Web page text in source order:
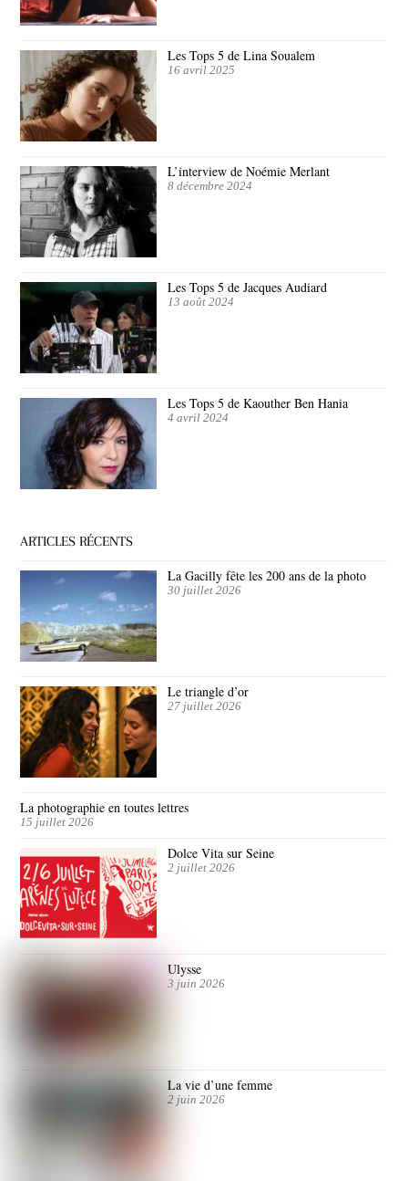
Les Tops 5 de Lina Soualem
16 avril 2025
L’interview de Noémie Merlant
8 décembre 2024
Les Tops 5 de Jacques Audiard
13 août 2024
Les Tops 5 de Kaouther Ben Hania
4 avril 2024
ARTICLES RÉCENTS
La Gacilly fête les 200 ans de la photo
30 juillet 2026
Le triangle d’or
27 juillet 2026
La photographie en toutes lettres
15 juillet 2026
Dolce Vita sur Seine
2 juillet 2026
Ulysse
3 juin 2026
La vie d’une femme
2 juin 2026